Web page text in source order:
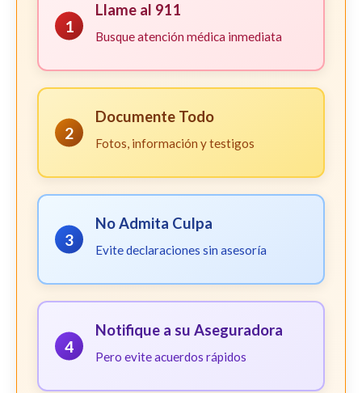
1
Llame al 911
Busque atención médica inmediata
2
Documente Todo
Fotos, información y testigos
3
No Admita Culpa
Evite declaraciones sin asesoría
4
Notifique a su Aseguradora
Pero evite acuerdos rápidos